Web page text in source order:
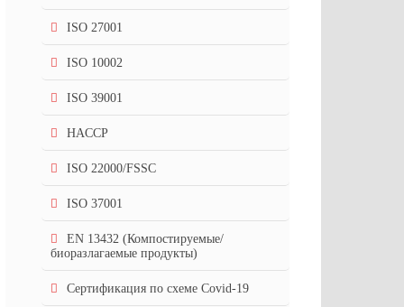
ISO 27001
ISO 10002
ISO 39001
HACCP
ISO 22000/FSSC
ISO 37001
EN 13432 (Компостируемые/
биоразлагаемые продукты)
Сертификация по схеме Covid-19